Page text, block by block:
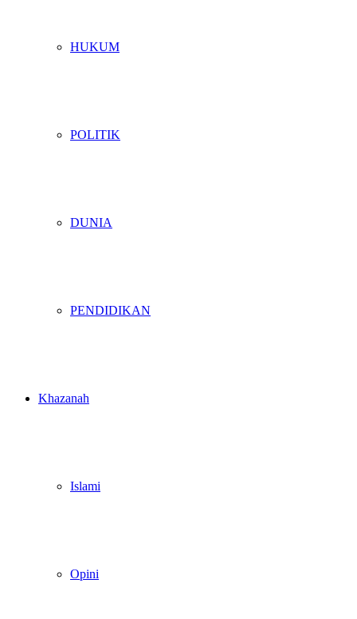
HUKUM
POLITIK
DUNIA
PENDIDIKAN
Khazanah
Islami
Opini